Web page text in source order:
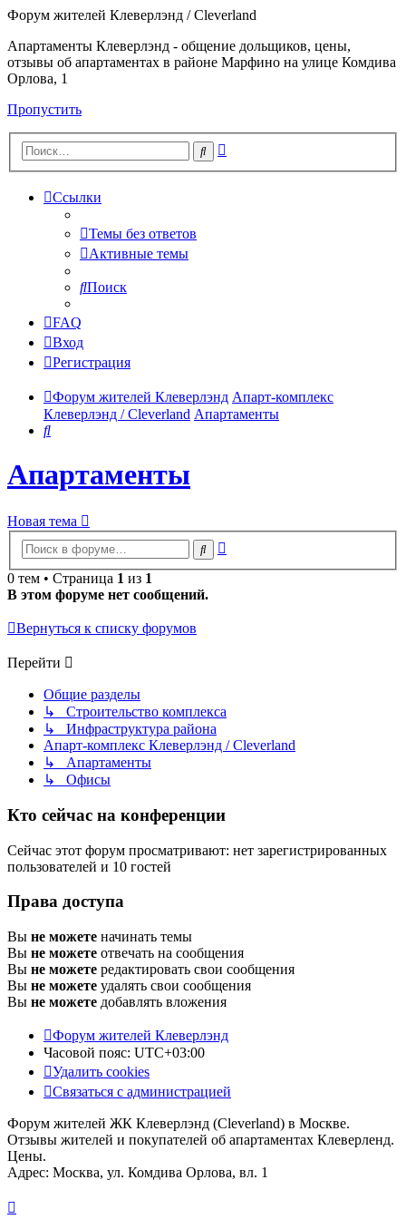
Форум жителей Клеверлэнд / Cleverland
Апартаменты Клеверлэнд - общение дольщиков, цены,
отзывы об апартаментах в районе Марфино на улице Комдива
Орлова, 1
Пропустить
Поиск
Ссылки
Темы без ответов
Активные темы
Поиск
FAQ
Вход
Регистрация
Форум жителей Клеверлэнд Апарт-комплекс
Клеверлэнд / Cleverland Апартаменты
Поиск
Апартаменты
Новая тема
Поиск
0 тем • Страница 1 из 1
В этом форуме нет сообщений.
Вернуться к списку форумов
Перейти
Общие разделы
↳ Строительство комплекса
↳ Инфраструктура района
Апарт-комплекс Клеверлэнд / Cleverland
↳ Апартаменты
↳ Офисы
Кто сейчас на конференции
Сейчас этот форум просматривают: нет зарегистрированных
пользователей и 10 гостей
Права доступа
Вы не можете начинать темы
Вы не можете отвечать на сообщения
Вы не можете редактировать свои сообщения
Вы не можете удалять свои сообщения
Вы не можете добавлять вложения
Форум жителей Клеверлэнд
Часовой пояс: UTC+03:00
Удалить cookies
Связаться с администрацией
Форум жителей ЖК Клеверлэнд (Cleverland) в Москве.
Отзывы жителей и покупателей об апартаментах Клеверленд.
Цены.
Адрес: Москва, ул. Комдива Орлова, вл. 1